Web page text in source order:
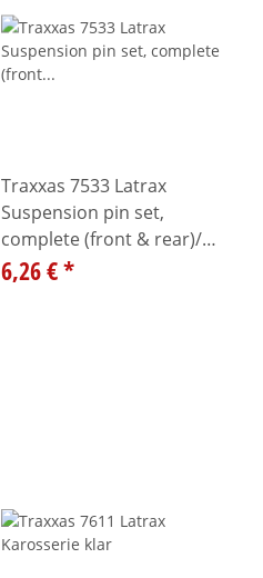
Traxxas 7533 Latrax
Suspension pin set,
complete (front & rear)/
hardware
6,26 €*